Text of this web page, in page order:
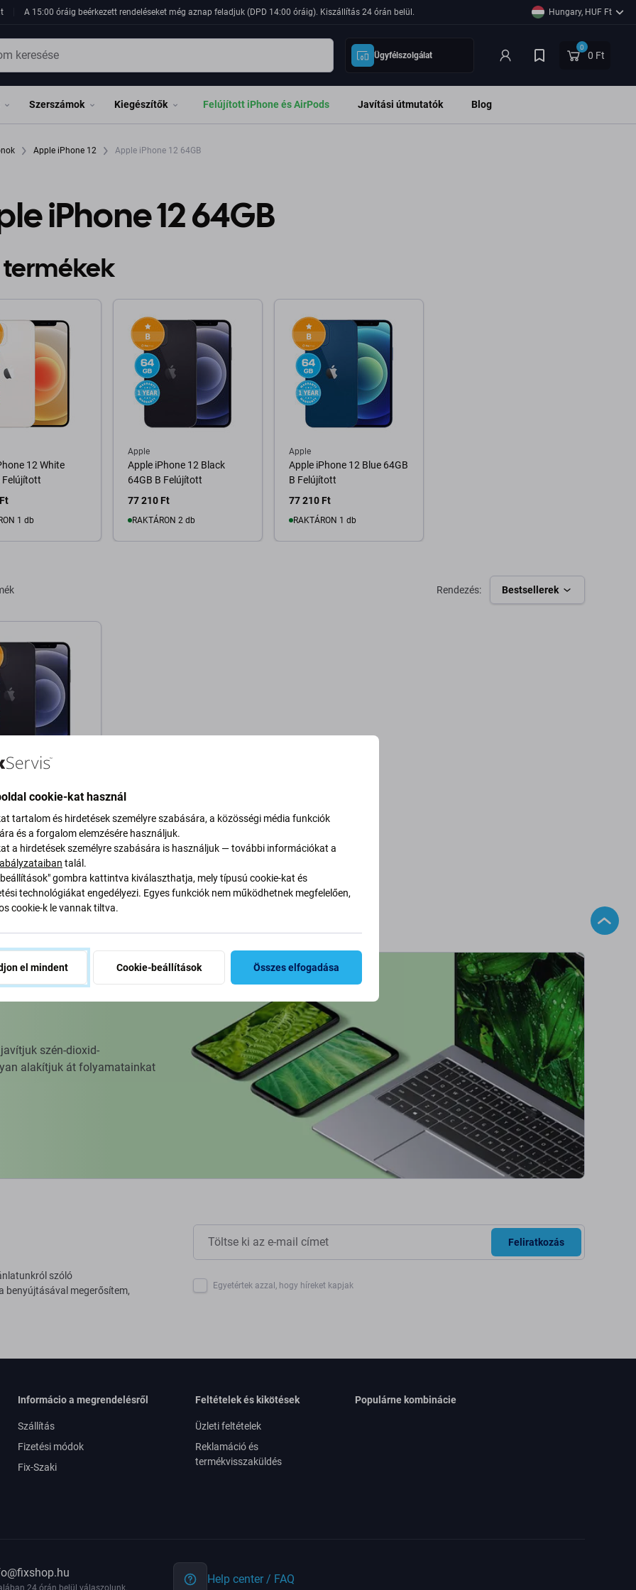
A 15:00 óráig beérkezett rendeléseket még aznap feladjuk (DPD 14:00 óráig). Kiszállítás 24 órán belül. Hungary, HUF Ft
Ügyfélszolgálat
0
0 Ft
Szerszámok Kiegészítők Felújított iPhone és AirPods Javítási útmutatók Blog
Apple iPhone 12 Apple iPhone 12 64GB
iPhone 12 64GB
termékek
12 White
Felújított
1 db
Apple
Apple iPhone 12 Black
64GB B Felújított
77 210 Ft
RAKTÁRON 2 db
Apple
Apple iPhone 12 Blue 64GB
B Felújított
77 210 Ft
RAKTÁRON 1 db
Rendezés: Bestsellerek
2 db
szén-dioxid-
alakítjuk át folyamatainkat
szóló
benyújtásával megerősítem,
Feliratkozás
Egyetértek azzal, hogy híreket kapjak
Informácio a megrendelésről
Szállítás
Fizetési módok
Fix-Szaki
Feltételek és kikötések
Üzleti feltételek
Reklamáció és
termékvisszaküldés
Populárne kombinácie
24 órán belül válaszolunk.
Help center / FAQ
cookie-kat használ
tartalom és hirdetések személyre szabására, a közösségi média funkciók
és a forgalom elemzésére használjuk.
a hirdetések személyre szabására is használjuk — további információkat a
talál.
beállítások" gombra kattintva kiválaszthatja, mely típusú cookie-kat és
technológiákat engedélyezi. Egyes funkciók nem működhetnek megfelelően,
cookie-k le vannak tiltva.
el mindent Cookie-beállítások Összes elfogadása